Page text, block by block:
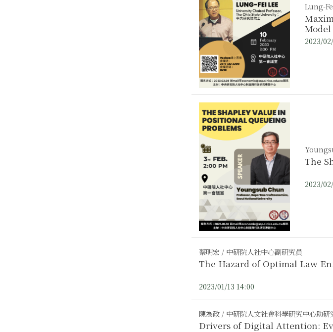
Lung-
2023/
The
2023/
蔡明宏 / 中研院人社中心副研究員
The Hazard of Optimal Law
2023/01/13 14:00
陳為政 / 中研院人文社會科學研究中心助研